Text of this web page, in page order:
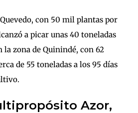
con 50 mil plantas por
a picar unas 40 toneladas
la zona de Quinindé, con 62
de 55 toneladas a los 95 días
Azor,